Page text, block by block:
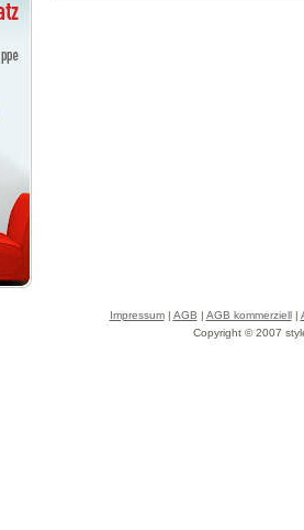
Impressum| AGB | AGB kommerziell|
Copyright © 2007